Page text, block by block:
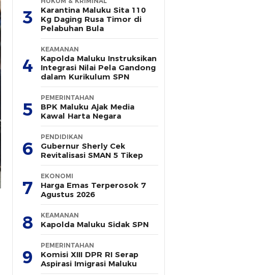
3
Karantina Maluku Sita 110
Kg Daging Rusa Timor di
Pelabuhan Bula
4
KEAMANAN
Kapolda Maluku Instruksikan
Integrasi Nilai Pela Gandong
dalam Kurikulum SPN
5
PEMERINTAHAN
BPK Maluku Ajak Media
Kawal Harta Negara
6
PENDIDIKAN
Gubernur Sherly Cek
Revitalisasi SMAN 5 Tikep
7
EKONOMI
Harga Emas Terperosok 7
Agustus 2026
8 KEAMANAN
Kapolda Maluku Sidak SPN
9
PEMERINTAHAN
Komisi XIII DPR RI Serap
Aspirasi Imigrasi Maluku